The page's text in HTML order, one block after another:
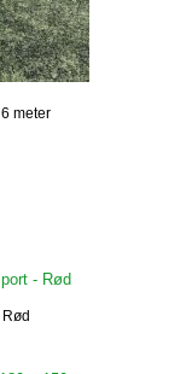
meter